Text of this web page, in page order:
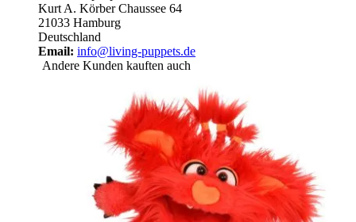
Kurt A. Körber Chaussee 64
21033 Hamburg
Deutschland
Email: info@living-puppets.de
Andere Kunden kauften auch